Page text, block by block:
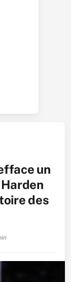
un
des